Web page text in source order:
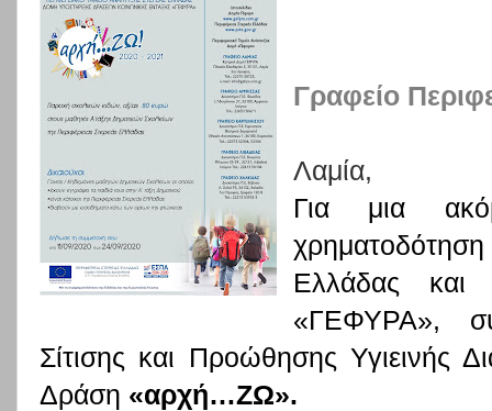
Γραφείο
Λαμία,
Για μια
Ελλάδας
«ΓΕΦΥΡΑ»,
Σίτισης και Προώθησης Υγιεινής
Δράση «αρχή…ΖΩ».